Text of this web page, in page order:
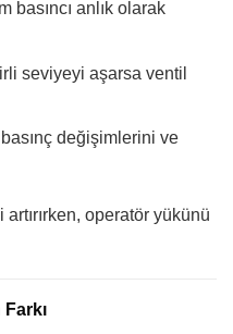
basıncı anlık olarak
seviyeyi aşarsa ventil
değişimlerini ve
operatör yükünü